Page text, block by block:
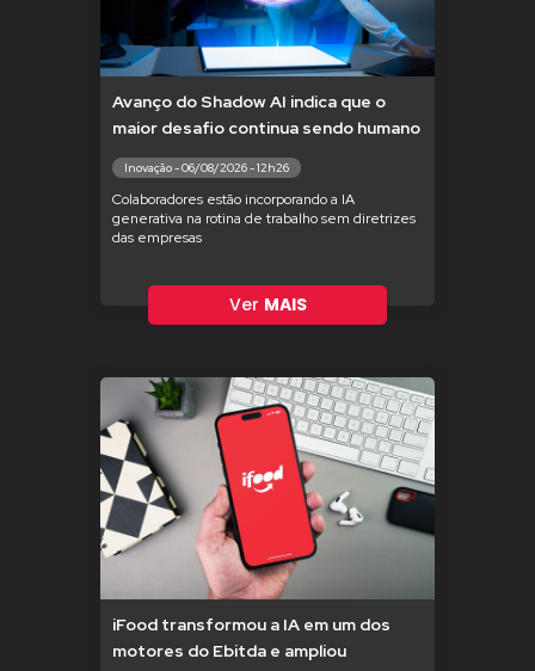
Avanço do Shadow AI indica que o
maior desafio continua sendo humano
Inovação - 06/08/2026 - 12h26
Colaboradores estão incorporando a IA
generativa na rotina de trabalho sem diretrizes
das empresas
Ver MAIS
iFood transformou a IA em um dos
motores do Ebitda e ampliou